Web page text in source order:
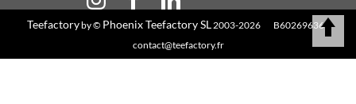
Calculez votre devis
Teefactoryby © Phoenix Teefactory SL2003-2026 B60269636 |
contact@teefactory.fr